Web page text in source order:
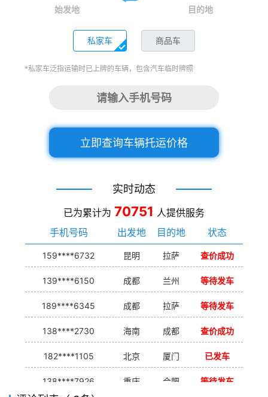
始发地 目的地
私家车 商品车
*私家车泛指运输时已上牌的车辆，包含汽车临时牌照
立即查询车辆托运价格
实时动态
已为累计为 70751 人提供服务
手机号码
出发地 目的地 状态
159****6732 昆明 拉萨 查价成功
139****6150 成都 兰州 等待发车
189****6345 成都 拉萨 等待发车
138****2730 海南 成都 查价成功
182****1105 北京 厦门 已发车
138****7926 重庆 合肥 等待发车